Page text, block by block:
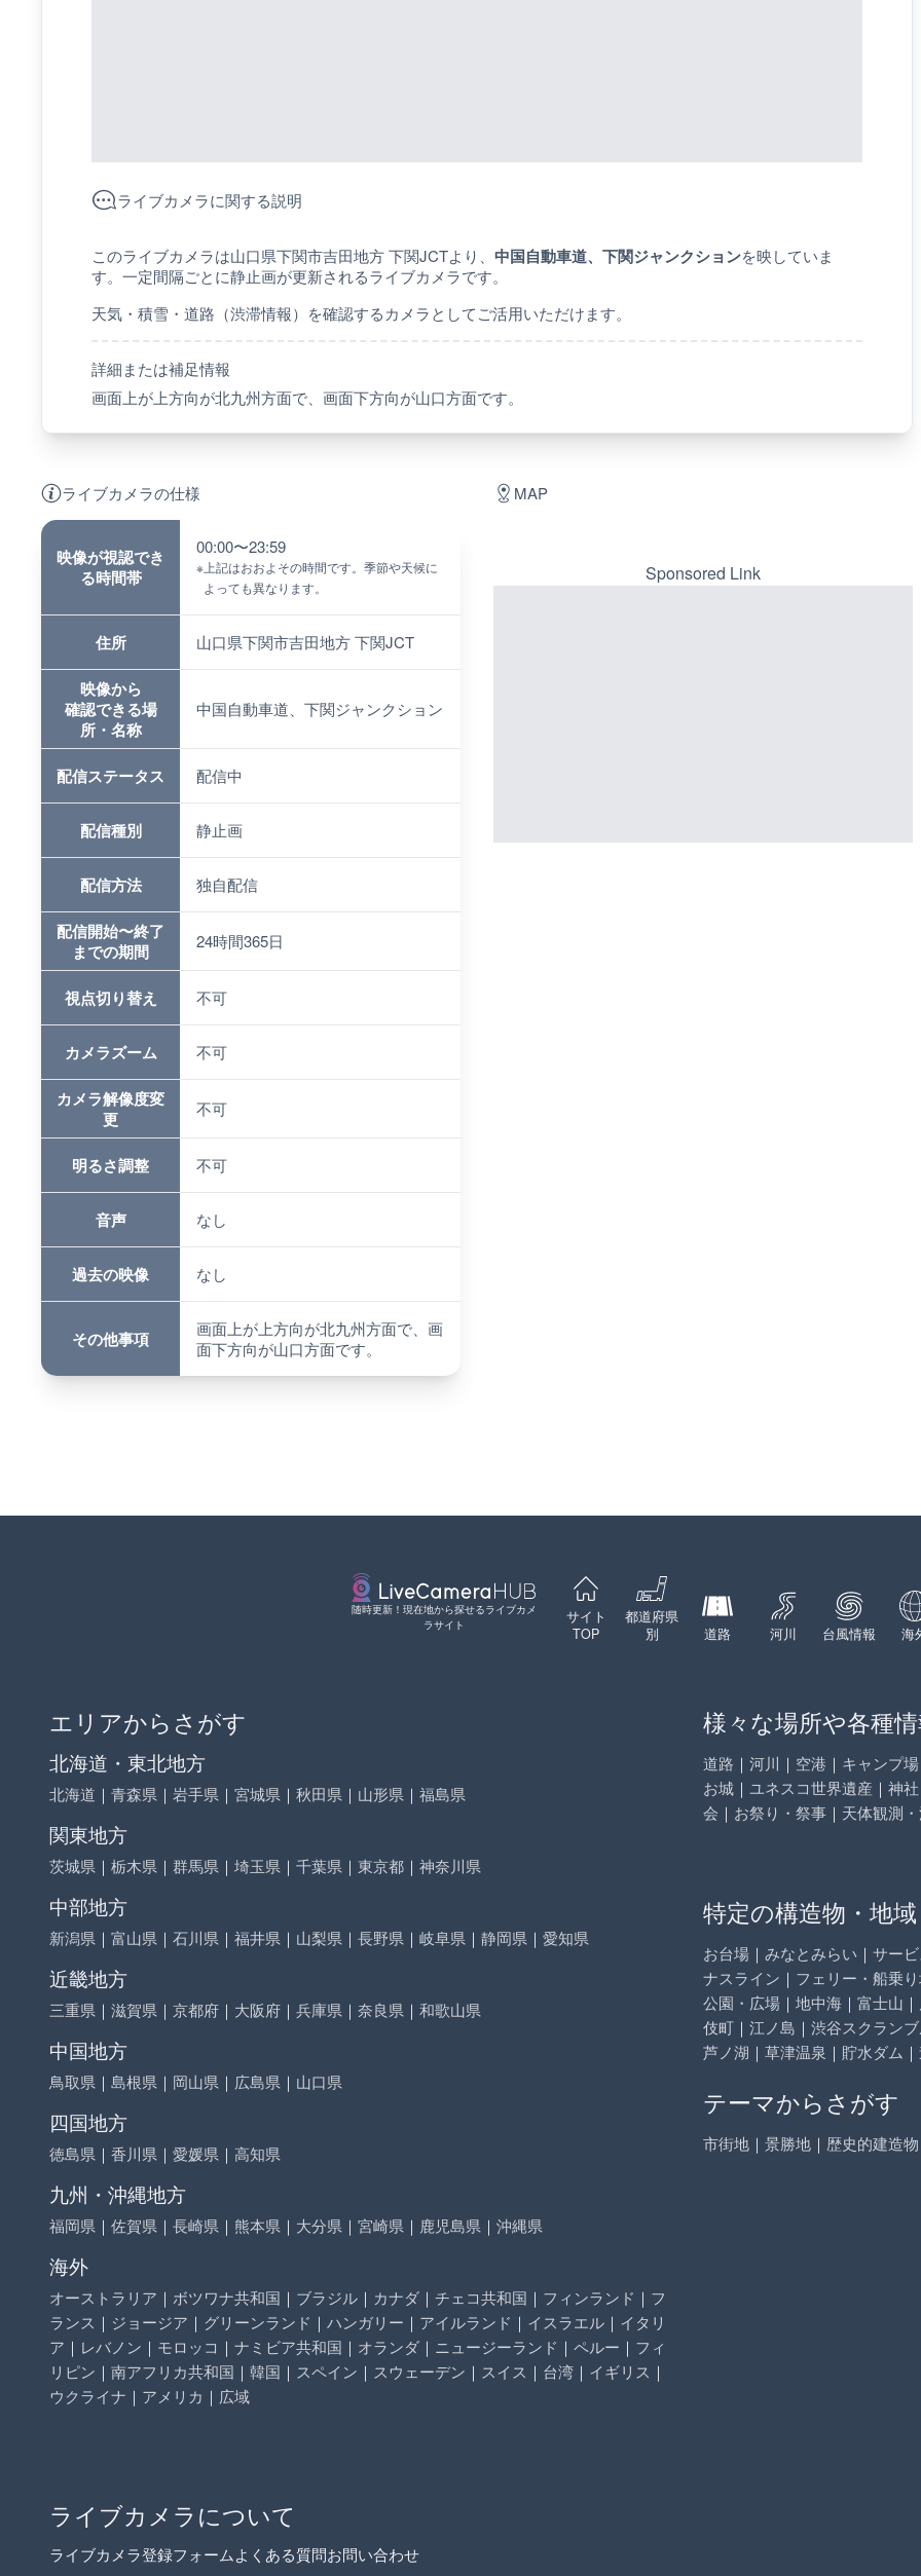
ライブカメラに関する説明
このライブカメラは山口県下関市吉田地方 下関JCTより、 中国自動車道、下関ジャンクションを映していま
す。一定間隔ごとに静止画が更新されるライブカメラです。
天気・積雪・道路（渋滞情報）を確認するカメラとしてご活用いただけます。
詳細または補足情報
画面上が上方向が北九州方面で、画面下方向が山口方面です。
ライブカメラの仕様
映像が視認でき
る時間帯
00:00〜23:59
※ 上記はおおよその時間です。季節や天候に
よっても異なります。
住所 山口県下関市吉田地方 下関JCT
映像から
確認できる場
所・名称
中国自動車道、下関ジャンクション
配信ステータス 配信中
配信種別 静止画
配信方法 独自配信
配信開始〜終了
までの期間
24時間365日
視点切り替え 不可
カメラズーム 不可
カメラ解像度変
更
不可
明るさ調整 不可
音声 なし
過去の映像 なし
その他事項
画面上が上方向が北九州方面で、画
面下方向が山口方面です。
MAP
Sponsored Link
随時更新！現在地から探せるライブカメ
ラサイト
サイト
TOP
都道府県
別
道路 河川 台風情報 海
エリアからさがす
北海道・東北地方
北海道 ｜ 青森県 ｜ 岩手県 ｜ 宮城県 ｜ 秋田県 ｜ 山形県 ｜ 福島県
関東地方
茨城県 ｜ 栃木県 ｜ 群馬県 ｜ 埼玉県 ｜ 千葉県 ｜ 東京都 ｜ 神奈川県
中部地方
新潟県 ｜ 富山県 ｜ 石川県 ｜ 福井県 ｜ 山梨県 ｜ 長野県 ｜ 岐阜県 ｜ 静岡県 ｜ 愛知県
近畿地方
三重県 ｜ 滋賀県 ｜ 京都府 ｜ 大阪府 ｜ 兵庫県 ｜ 奈良県 ｜ 和歌山県
中国地方
鳥取県 ｜ 島根県 ｜ 岡山県 ｜ 広島県 ｜ 山口県
四国地方
徳島県 ｜ 香川県 ｜ 愛媛県 ｜ 高知県
九州・沖縄地方
福岡県 ｜ 佐賀県 ｜ 長崎県 ｜ 熊本県 ｜ 大分県 ｜ 宮崎県 ｜ 鹿児島県 ｜ 沖縄県
海外
オーストラリア ｜ ボツワナ共和国 ｜ ブラジル ｜ カナダ ｜ チェコ共和国 ｜ フィンランド ｜ フ
ランス ｜ ジョージア ｜ グリーンランド ｜ ハンガリー ｜ アイルランド ｜ イスラエル ｜ イタリ
ア ｜ レバノン ｜ モロッコ ｜ ナミビア共和国 ｜ オランダ ｜ ニュージーランド ｜ ペルー ｜ フィ
リピン ｜ 南アフリカ共和国 ｜ 韓国 ｜ スペイン ｜ スウェーデン ｜ スイス ｜ 台湾 ｜ イギリス ｜
ウクライナ ｜ アメリカ ｜ 広域
様々な場所や各種
道路 ｜ 河川 ｜ 空港 ｜ キャンプ場
お城 ｜ ユネスコ世界遺産 ｜ 神社
会 ｜ お祭り・祭事 ｜ 天体観測
特定の構造物・地
お台場 ｜ みなとみらい ｜ サー
ナスライン ｜ フェリー・船乗
公園・広場 ｜ 地中海 ｜ 富士山 ｜
伎町 ｜ 江ノ島 ｜ 渋谷スクラン
芦ノ湖 ｜ 草津温泉 ｜ 貯水ダム ｜
テーマからさがす
市街地 ｜ 景勝地 ｜ 歴史的建造物
ライブカメラについて
ライブカメラ登録フォームよくある質問お問い合わせ